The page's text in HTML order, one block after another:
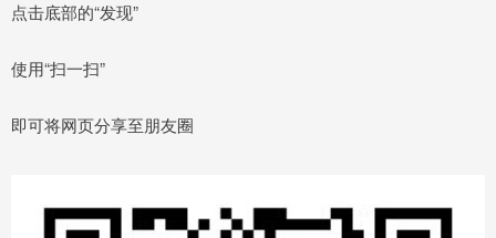
点击底部的“发现”
使用“扫一扫”
即可将网页分享至朋友圈